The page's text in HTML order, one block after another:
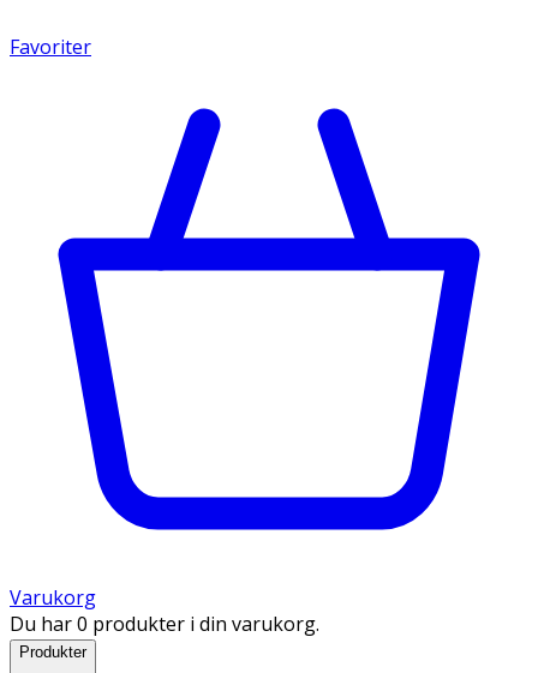
Favoriter
Varukorg
Du har 0 produkter i din varukorg.
Produkter